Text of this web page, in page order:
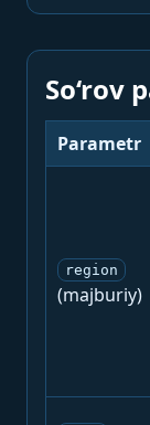
So‘rov
Parametr
region
(majburiy)